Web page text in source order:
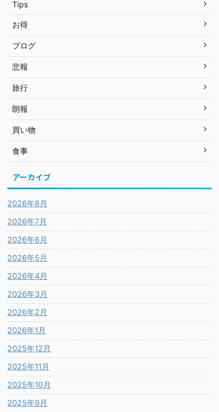
Tips
お得
ブログ
悲報
旅行
朗報
買い物
食事
アーカイブ
2026年8月
2026年7月
2026年6月
2026年5月
2026年4月
2026年3月
2026年2月
2026年1月
2025年12月
2025年11月
2025年10月
2025年9月